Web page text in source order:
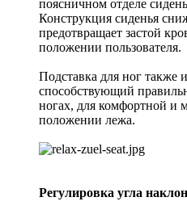
поясничном отделе
Конструкция сиденья
предотвращает застой
положении пользователя.
Подставка для ног также
способствующий
ногах, для комфортной и
положении лежа.
Регулировка угла